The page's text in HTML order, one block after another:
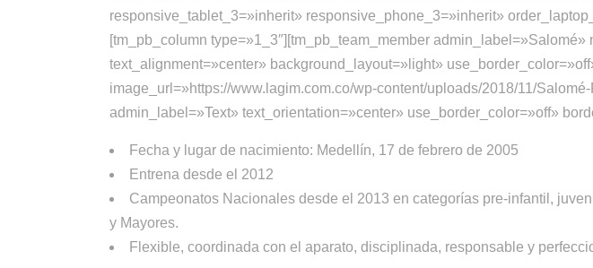
responsive_tablet_3=»inherit» responsive_phone_3=»inherit»
[tm_pb_column type=»1_3″][tm_pb_team_member
text_alignment=»center» background_layout=»light»
image_url=»https://www.lagim.com.co/wp-content/uploads/2018/11/
admin_label=»Text» text_orientation=»center» use_border_color=»off»
Fecha y lugar de nacimiento: Medellín, 17 de febrero de 2005
Entrena desde el 2012
Campeonatos Nacionales desde el 2013 en categorías pre-infantil,
y Mayores.
Flexible, coordinada con el aparato, disciplinada, responsable y